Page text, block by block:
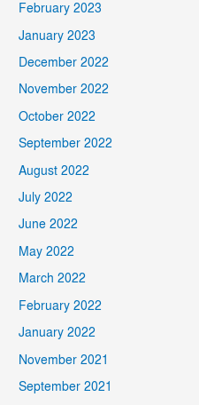
February 2023
January 2023
December 2022
November 2022
October 2022
September 2022
August 2022
July 2022
June 2022
May 2022
March 2022
February 2022
January 2022
November 2021
September 2021